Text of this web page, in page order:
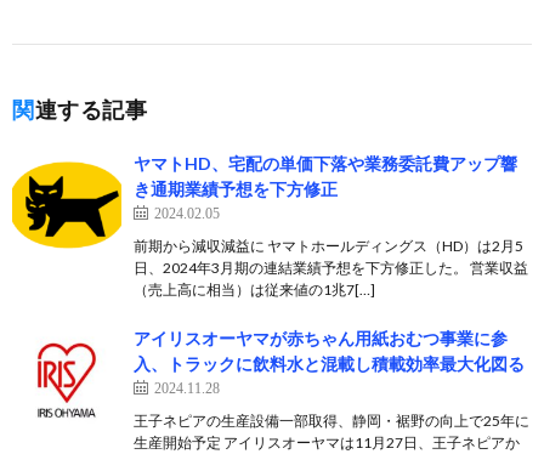
関連する記事
ヤマトHD、宅配の単価下落や業務委託費アップ響
き通期業績予想を下方修正
2024.02.05
前期から減収減益に ヤマトホールディングス（HD）は2月5
日、2024年3月期の連結業績予想を下方修正した。 営業収益
（売上高に相当）は従来値の1兆7[…]
アイリスオーヤマが赤ちゃん用紙おむつ事業に参
入、トラックに飲料水と混載し積載効率最大化図る
2024.11.28
王子ネピアの生産設備一部取得、静岡・裾野の向上で25年に
生産開始予定 アイリスオーヤマは11月27日、王子ネピアか